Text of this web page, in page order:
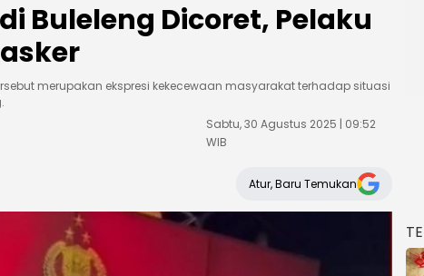
Buleleng Dicoret, Pelaku
merupakan ekspresi kekecewaan masyarakat terhadap situasi
Sabtu, 30 Agustus 2025 | 09:52
WIB
Atur, Baru Temukan